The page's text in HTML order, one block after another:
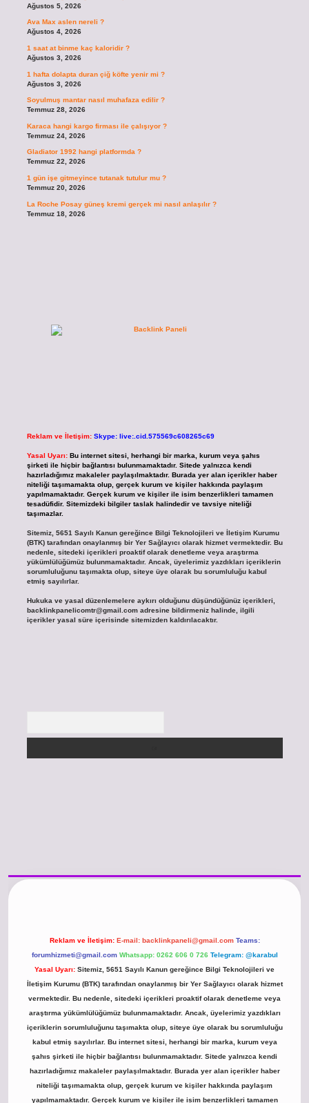
Ağustos 5, 2026
Ava Max aslen nereli ?
Ağustos 4, 2026
1 saat at binme kaç kaloridir ?
Ağustos 3, 2026
1 hafta dolapta duran çiğ köfte yenir mi ?
Ağustos 3, 2026
Soyulmuş mantar nasıl muhafaza edilir ?
Temmuz 28, 2026
Karaca hangi kargo firması ile çalışıyor ?
Temmuz 24, 2026
Gladiator 1992 hangi platformda ?
Temmuz 22, 2026
1 gün işe gitmeyince tutanak tutulur mu ?
Temmuz 20, 2026
La Roche Posay güneş kremi gerçek mi nasıl anlaşılır ?
Temmuz 18, 2026
Reklam ve İletişim: Skype: live:.cid.575569c608265c69
Yasal Uyarı: Bu internet sitesi, herhangi bir marka, kurum veya şahıs
şirketi ile hiçbir bağlantısı bulunmamaktadır. Sitede yalnızca kendi
hazırladığımız makaleler paylaşılmaktadır. Burada yer alan içerikler haber
niteliği taşımamakta olup, gerçek kurum ve kişiler hakkında paylaşım
yapılmamaktadır. Gerçek kurum ve kişiler ile isim benzerlikleri tamamen
tesadüfidir. Sitemizdeki bilgiler taslak halindedir ve tavsiye niteliği
taşımazlar.
Sitemiz, 5651 Sayılı Kanun gereğince Bilgi Teknolojileri ve İletişim Kurumu
(BTK) tarafından onaylanmış bir Yer Sağlayıcı olarak hizmet vermektedir. Bu
nedenle, sitedeki içerikleri proaktif olarak denetleme veya araştırma
yükümlülüğümüz bulunmamaktadır. Ancak, üyelerimiz yazdıkları içeriklerin
sorumluluğunu taşımakta olup, siteye üye olarak bu sorumluluğu kabul
etmiş sayılırlar.
Hukuka ve yasal düzenlemelere aykırı olduğunu düşündüğünüz içerikleri,
backlinkpanelicomtr@gmail.comadresine bildirmeniz halinde, ilgili
içerikler yasal süre içerisinde sitemizden kaldırılacaktır.
Reklam ve İletişim: E-mail: backlinkpaneli@gmail.com Teams:
forumhizmeti@gmail.com Whatsapp: 0262 606 0 726 Telegram: @karabul
Yasal Uyarı: Sitemiz, 5651 Sayılı Kanun gereğince Bilgi Teknolojileri ve
İletişim Kurumu (BTK) tarafından onaylanmış bir Yer Sağlayıcı olarak hizmet
vermektedir. Bu nedenle, sitedeki içerikleri proaktif olarak denetleme veya
araştırma yükümlülüğümüz bulunmamaktadır. Ancak, üyelerimiz yazdıkları
içeriklerin sorumluluğunu taşımakta olup, siteye üye olarak bu sorumluluğu
kabul etmiş sayılırlar. Bu internet sitesi, herhangi bir marka, kurum veya
şahıs şirketi ile hiçbir bağlantısı bulunmamaktadır. Sitede yalnızca kendi
hazırladığımız makaleler paylaşılmaktadır. Burada yer alan içerikler haber
niteliği taşımamakta olup, gerçek kurum ve kişiler hakkında paylaşım
yapılmamaktadır. Gerçek kurum ve kişiler ile isim benzerlikleri tamamen